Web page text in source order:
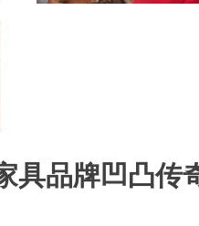
具品牌凹凸传